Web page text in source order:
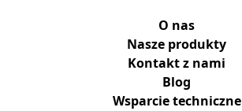
O nas
Nasze produkty
Kontakt z nami
Blog
Wsparcie techniczne